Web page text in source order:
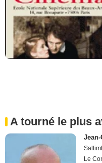
A tourné le plus
Le